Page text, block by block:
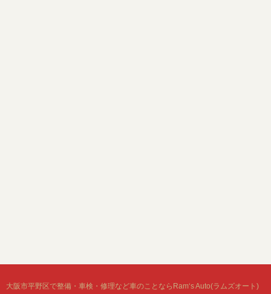
大阪市平野区で整備・車検・修理など車のことならRam‘s Auto(ラムズオート)